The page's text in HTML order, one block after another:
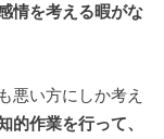
情を考える暇がな
悪い方にしか考え
的作業を行って、